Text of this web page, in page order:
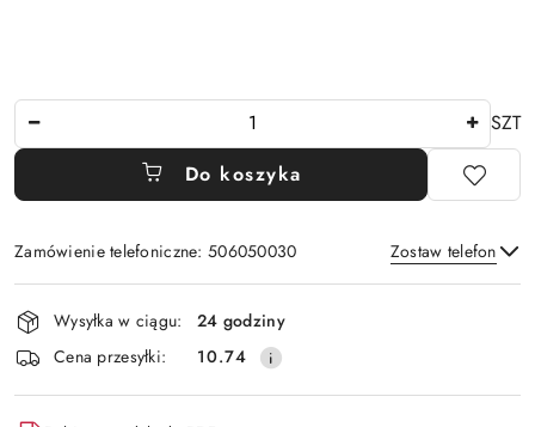
SZT
Do koszyka
Zamówienie telefoniczne: 506050030 Zostaw telefon
Wyślij
Dostępność
i
dostawa
Wysyłka w ciągu:
24 godziny
Cena przesyłki:
10.74